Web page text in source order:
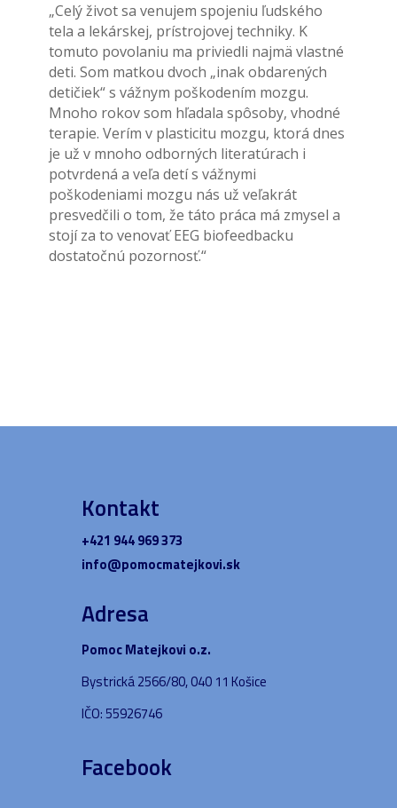
„Celý život sa venujem spojeniu ľudského
tela a lekárskej, prístrojovej techniky. K
tomuto povolaniu ma priviedli najmä vlastné
deti. Som matkou dvoch „inak obdarených
detičiek“ s vážnym poškodením mozgu.
Mnoho rokov som hľadala spôsoby, vhodné
terapie. Verím v plasticitu mozgu, ktorá dnes
je už v mnoho odborných literatúrach i
potvrdená a veľa detí s vážnymi
poškodeniami mozgu nás už veľakrát
presvedčili o tom, že táto práca má zmysel a
stojí za to venovať EEG biofeedbacku
dostatočnú pozornosť.“
Kontakt
+421 944 969 373
info@pomocmatejkovi.sk
Adresa
Pomoc Matejkovi o.z.
Bystrická 2566/80, 040 11 Košice
IČO: 55926746
Facebook